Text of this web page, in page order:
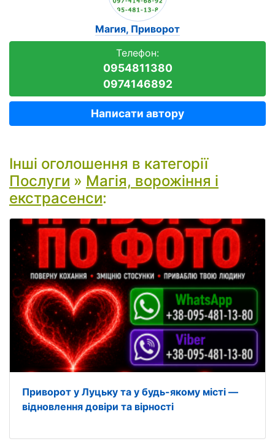
Магия, Приворот
Телефон:
0954811380
0974146892
Написати автору
Інші оголошення в категорії
Послуги » Магія, ворожіння і
екстрасенси:
Приворот у Луцьку та у будь-якому місті —
відновлення довіри та вірності